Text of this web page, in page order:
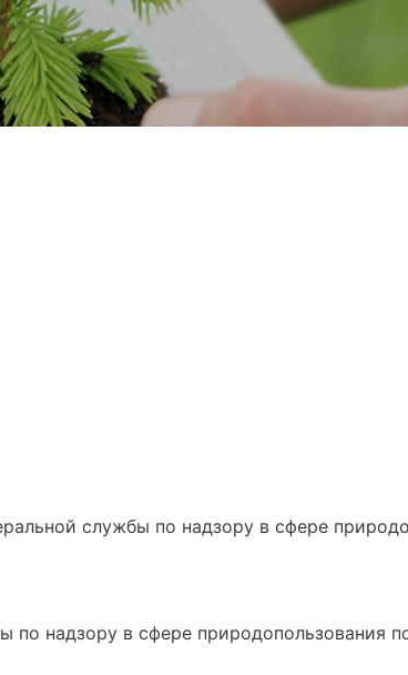
службы по надзору в сфере
по надзору в сфере природопользования